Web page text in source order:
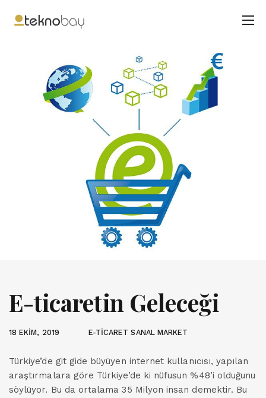
E-ticaretin Geleceği
18 EKIM, 2019 E-TİCARET SANAL MARKET
Türkiye’de git gide büyüyen internet kullanıcısı, yapılan
araştırmalara göre Türkiye’de ki nüfusun %48’i olduğunu
söylüyor. Bu da ortalama 35 Milyon insan demektir. Bu